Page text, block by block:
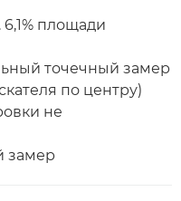
площади
точечный замер
по центру)
не
замер